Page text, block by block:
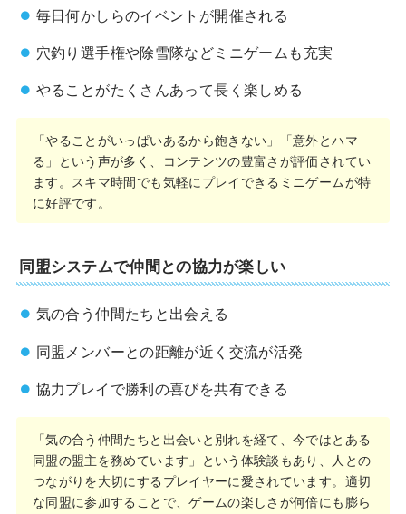
毎日何かしらのイベントが開催される
穴釣り選手権や除雪隊などミニゲームも充実
やることがたくさんあって長く楽しめる
「やることがいっぱいあるから飽きない」「意外とハマ
る」という声が多く、コンテンツの豊富さが評価されてい
ます。スキマ時間でも気軽にプレイできるミニゲームが特
に好評です。
同盟システムで仲間との協力が楽しい
気の合う仲間たちと出会える
同盟メンバーとの距離が近く交流が活発
協力プレイで勝利の喜びを共有できる
「気の合う仲間たちと出会いと別れを経て、今ではとある
同盟の盟主を務めています」という体験談もあり、人との
つながりを大切にするプレイヤーに愛されています。適切
な同盟に参加することで、ゲームの楽しさが何倍にも膨ら